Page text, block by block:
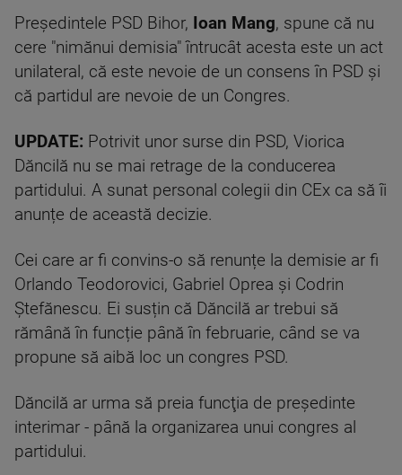
Preşedintele PSD Bihor, Ioan Mang, spune că nu
cere "nimănui demisia" întrucât acesta este un act
unilateral, că este nevoie de un consens în PSD şi
că partidul are nevoie de un Congres.
UPDATE: Potrivit unor surse din PSD, Viorica
Dăncilă nu se mai retrage de la conducerea
partidului. A sunat personal colegii din CEx ca să îi
anunțe de această decizie.
Cei care ar fi convins-o să renunțe la demisie ar fi
Orlando Teodorovici, Gabriel Oprea și Codrin
Ștefănescu. Ei susțin că Dăncilă ar trebui să
rămână în funcție până în februarie, când se va
propune să aibă loc un congres PSD.
Dăncilă ar urma să preia funcţia de preşedinte
interimar - până la organizarea unui congres al
partidului.